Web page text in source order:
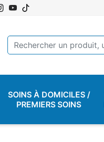
SOINS À DOMICILES /
PREMIERS SOINS